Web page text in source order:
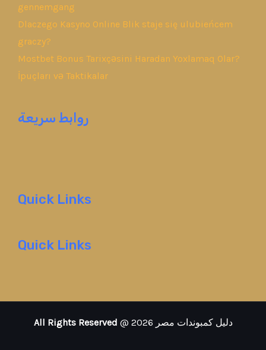
gennemgang
Dlaczego Kasyno Online Blik staje się ulubieńcem
graczy?
Mostbet Bonus Tarixçəsini Haradan Yoxlamaq Olar?
İpuçları və Taktikalar
روابط سريعة
Quick Links
Quick Links
All Rights Reserved @ 2026 دليل كمبوندات مصر